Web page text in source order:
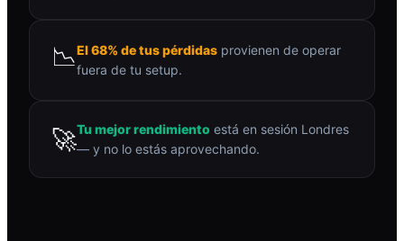
📉El 68% de tus pérdidas provienen de operar
fuera de tu setup.
🚀Tu mejor rendimiento está en sesión Londres
— y no lo estás aprovechando.